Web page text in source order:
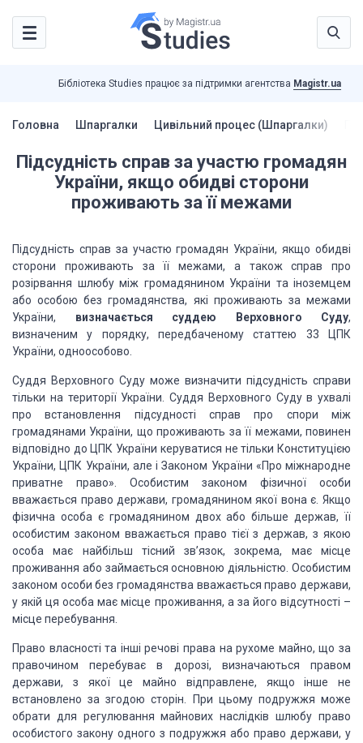
Бібліотека Studies працює за підтримки агентства Magistr.ua
Головна Шпаргалки Цивільний процес (Шпаргалки)
Підсудність справ за участю громадян
України, якщо обидві сторони
проживають за її межами
Підсудність справ за участю громадян України, якщо обидві
сторони проживають за її межами, а також справ про
розірвання шлюбу між громадянином України та іноземцем
або особою без громадянства, які проживають за межами
України, визначається суддею Верховного Суду,
визначеним у порядку, передбаченому статтею 33 ЦПК
України, одноособово.
Суддя Верховного Суду може визначити підсудність справи
тільки на території України. Суддя Верховного Суду в ухвалі
про встановлення підсудності справ про спори між
громадянами України, що проживають за її межами, повинен
відповідно до ЦПК України керуватися не тільки Конституцією
України, ЦПК України, але і Законом України «Про міжнародне
приватне право». Особистим законом фізичної особи
вважається право держави, громадянином якої вона є. Якщо
фізична особа є громадянином двох або більше держав, її
особистим законом вважається право тієї з держав, з якою
особа має найбільш тісний зв’язок, зокрема, має місце
проживання або займається основною діяльністю. Особистим
законом особи без громадянства вважається право держави,
у якій ця особа має місце проживання, а за його відсутності –
місце перебування.
Право власності та інші речові права на рухоме майно, що за
правочином перебуває в дорозі, визначаються правом
держави, з якої це майно відправлене, якщо інше не
встановлено за згодою сторін. При цьому подружжя може
обрати для регулювання майнових наслідків шлюбу право
особистого закону одного з подружжя або право держави, у